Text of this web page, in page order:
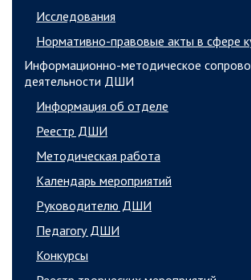
Исследования
Нормативно-правовые акты в сфере
Информационно-методическое
деятельности ДШИ
Информация об отделе
Реестр ДШИ
Методическая работа
Календарь мероприятий
Руководителю ДШИ
Педагогу ДШИ
Конкурсы